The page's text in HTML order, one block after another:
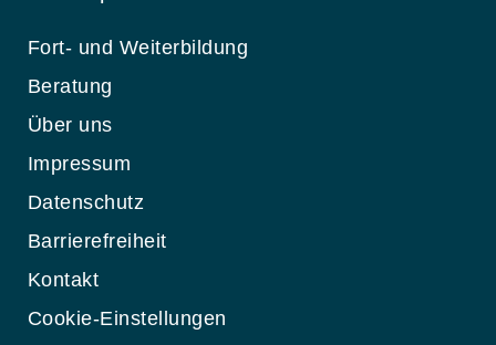
Fort- und Weiterbildung
Beratung
Über uns
Impressum
Datenschutz
Barrierefreiheit
Kontakt
Cookie-Einstellungen